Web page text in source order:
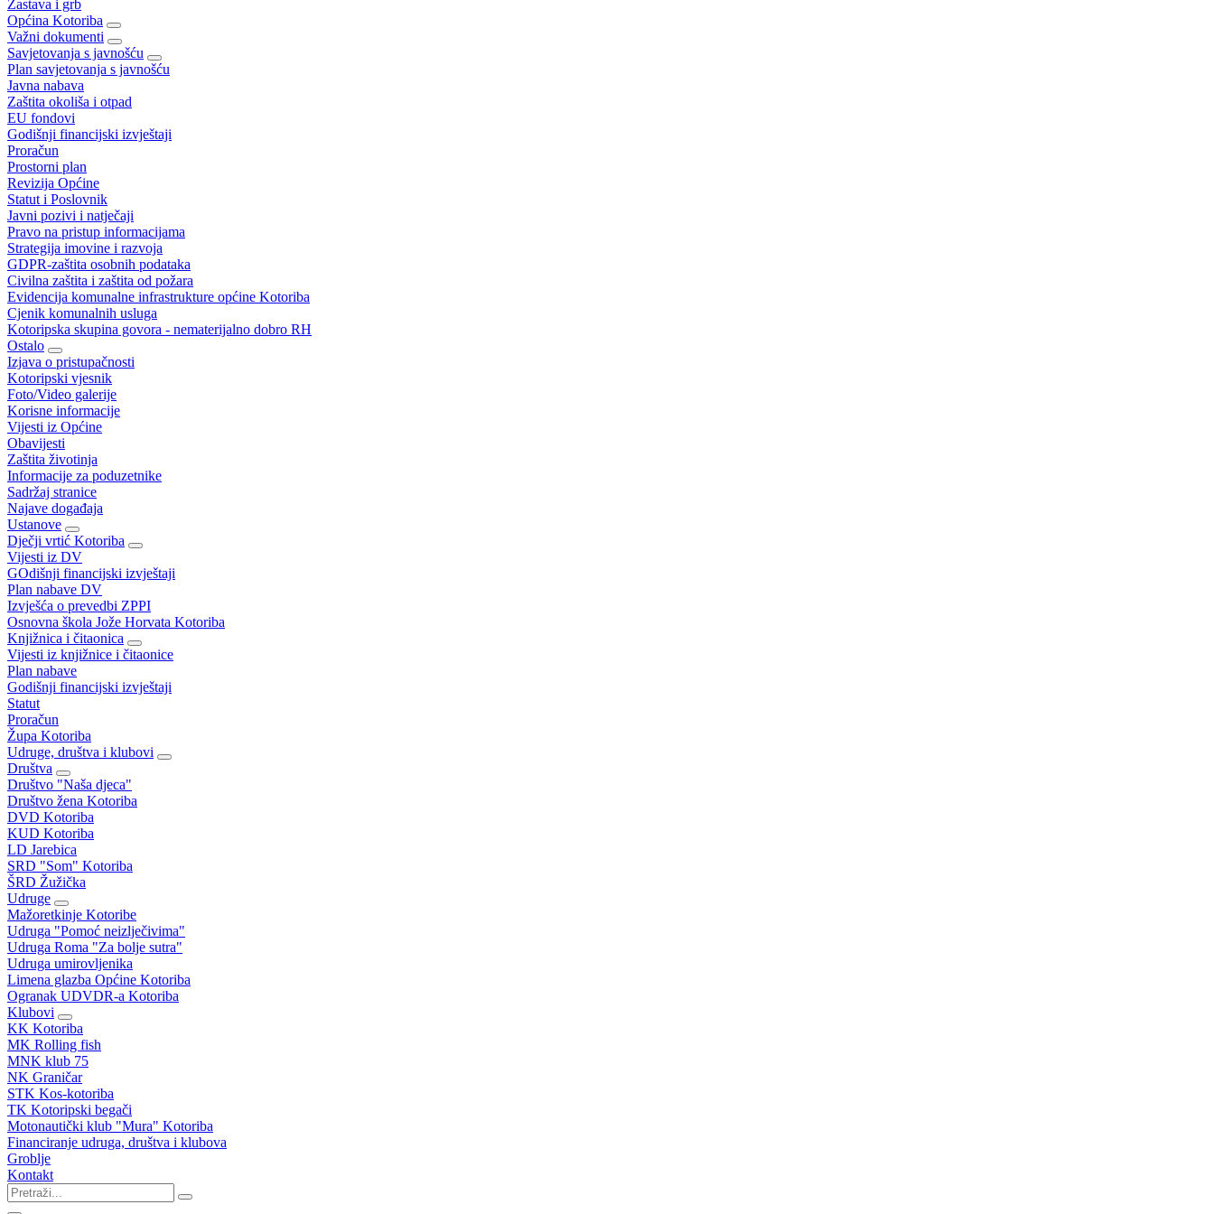
Zastava i grb
Općina Kotoriba
Važni dokumenti
Savjetovanja s javnošću
Plan savjetovanja s javnošću
Javna nabava
Zaštita okoliša i otpad
EU fondovi
Godišnji financijski izvještaji
Proračun
Prostorni plan
Revizija Općine
Statut i Poslovnik
Javni pozivi i natječaji
Pravo na pristup informacijama
Strategija imovine i razvoja
GDPR-zaštita osobnih podataka
Civilna zaštita i zaštita od požara
Evidencija komunalne infrastrukture općine Kotoriba
Cjenik komunalnih usluga
Kotoripska skupina govora - nematerijalno dobro RH
Ostalo
Izjava o pristupačnosti
Kotoripski vjesnik
Foto/Video galerije
Korisne informacije
Vijesti iz Općine
Obavijesti
Zaštita životinja
Informacije za poduzetnike
Sadržaj stranice
Najave događaja
Ustanove
Dječji vrtić Kotoriba
Vijesti iz DV
GOdišnji financijski izvještaji
Plan nabave DV
Izvješća o prevedbi ZPPI
Osnovna škola Jože Horvata Kotoriba
Knjižnica i čitaonica
Vijesti iz knjižnice i čitaonice
Plan nabave
Godišnji financijski izvještaji
Statut
Proračun
Župa Kotoriba
Udruge, društva i klubovi
Društva
Društvo "Naša djeca"
Društvo žena Kotoriba
DVD Kotoriba
KUD Kotoriba
LD Jarebica
SRD "Som" Kotoriba
ŠRD Žužička
Udruge
Mažoretkinje Kotoribe
Udruga "Pomoć neizlječivima"
Udruga Roma "Za bolje sutra"
Udruga umirovljenika
Limena glazba Općine Kotoriba
Ogranak UDVDR-a Kotoriba
Klubovi
KK Kotoriba
MK Rolling fish
MNK klub 75
NK Graničar
STK Kos-kotoriba
TK Kotoripski begači
Motonautički klub "Mura" Kotoriba
Financiranje udruga, društva i klubova
Groblje
Kontakt